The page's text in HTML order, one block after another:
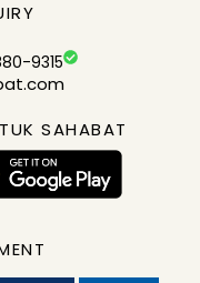
9315
SAHABAT